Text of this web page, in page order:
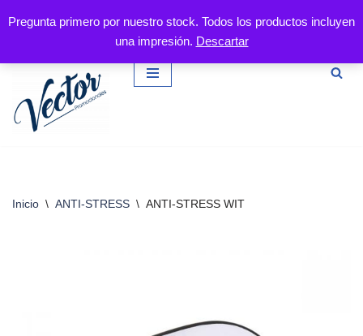
Pregunta primero por nuestro stock. Todos los productos incluyen
una impresión. Descartar
al
contenido
Inicio \ ANTI-STRESS \ ANTI-STRESS WIT